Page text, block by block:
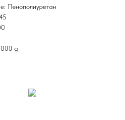
Пенополиуретан
g